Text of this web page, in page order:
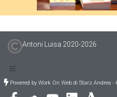
Antoni Luisa 2020-2026
Powered by Work On Web di Starz Andrea -